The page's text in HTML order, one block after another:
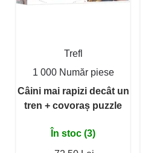
Trefl
1 000 Număr piese
Câini mai rapizi decât un
tren + covoraș puzzle
În stoc (3)